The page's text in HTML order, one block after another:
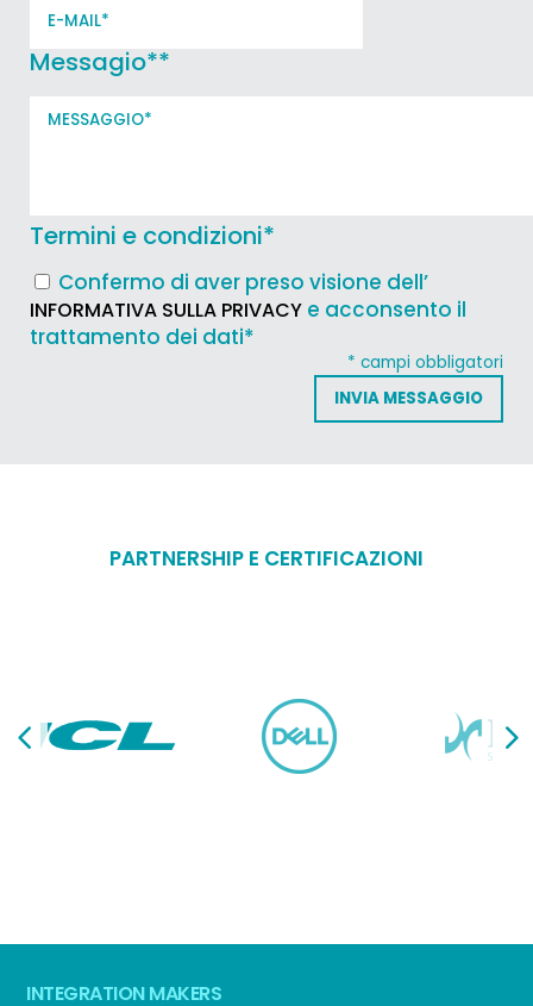
Messagio**
Termini e condizioni*
Confermo di aver preso visione dell’
INFORMATIVA SULLA PRIVACY e acconsento il
trattamento dei dati*
* campi obbligatori
PARTNERSHIP E CERTIFICAZIONI
INTEGRATION MAKERS